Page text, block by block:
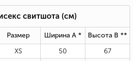
свитшота (см)
Размер Ширина А * Высота В **
XS
50
67